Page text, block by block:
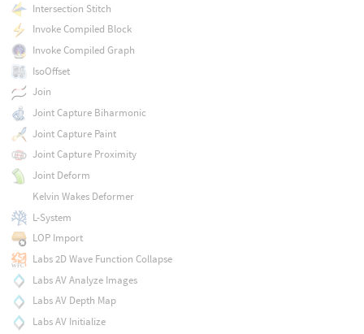
Intersection Stitch
Invoke Compiled Block
Invoke Compiled Graph
IsoOffset
Join
Joint Capture Biharmonic
Joint Capture Paint
Joint Capture Proximity
Joint Deform
Kelvin Wakes Deformer
L-System
LOP Import
Labs 2D Wave Function Collapse
Labs AV Analyze Images
Labs AV Depth Map
Labs AV Initialize